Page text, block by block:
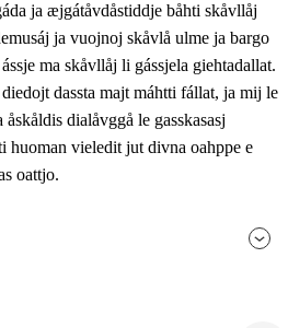
ja skåvlå gaskan
ja barggoiellemin
ja skåvllååvddånibme
ja æjgátåvdåstiddje båhti skåvllåj
ja vuojnoj skåvlå ulme ja bargo
ma skåvllåj li gássjela giehtadallat.
dassta majt máhtti fállat, ja mij le
dialåvggå le gasskasasj
huoman vieledit jut divna oahppe e
oattjo.